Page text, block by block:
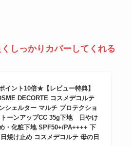
しっかりカバーしてくれる
イント10倍★【レビュー特典】
DECORTE コスメデコルテ
シェルター マルチ プロテクショ
ーンアップCC 35g下地 日やけ
・化粧下地 SPF50+/PA++++ 下
焼け止め コスメデコルテ 母の日